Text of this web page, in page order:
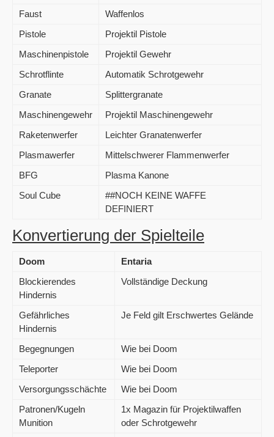
Faust
Waffenlos
Pistole
Projektil Pistole
Maschinenpistole
Projektil Gewehr
Schrotflinte
Automatik Schrotgewehr
Granate
Splittergranate
Maschinengewehr
Projektil Maschinengewehr
Raketenwerfer
Leichter Granatenwerfer
Plasmawerfer
Mittelschwerer Flammenwerfer
BFG
Plasma Kanone
Soul Cube
##NOCH KEINE WAFFE
DEFINIERT
Konvertierung der Spielteile
Doom
Entaria
Blockierendes
Hindernis
Vollständige Deckung
Gefährliches
Hindernis
Je Feld gilt Erschwertes Gelände
Begegnungen
Wie bei Doom
Teleporter
Wie bei Doom
Versorgungsschächte
Wie bei Doom
Patronen/Kugeln
Munition
1x Magazin für Projektilwaffen
oder Schrotgewehr